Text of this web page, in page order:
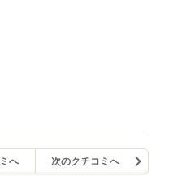
へ 次のクチコミへ